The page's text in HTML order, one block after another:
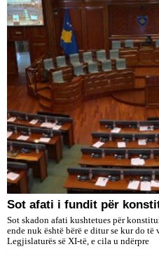
​Sot afati i fundit për
Sot skadon afati kushtetues për
ende nuk është bërë e ditur se kur do
Legjislaturës së XI-të, e cila u ndërpre